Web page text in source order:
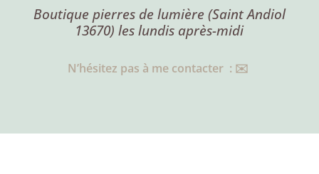
Boutique pierres de lumière (Saint Andiol
13670) les lundis après-midi
N’hésitez pas à me contacter : ✉️